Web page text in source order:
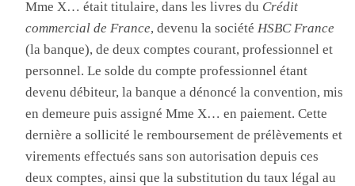
Mme X… était titulaire, dans les livres du Crédit
commercial de France, devenu la sociétéHSBC France
(la banque), de deux comptes courant, professionnel et
personnel. Le solde du compte professionnel étant
devenu débiteur, la banque a dénoncé la convention, mis
en demeure puis assigné Mme X… en paiement. Cette
dernière a sollicité le remboursement de prélèvements et
virements effectués sans son autorisation depuis ces
deux comptes, ainsi que la substitution du taux légal au